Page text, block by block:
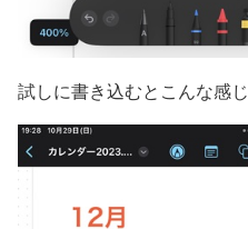
試しに書き込むとこんな感じ